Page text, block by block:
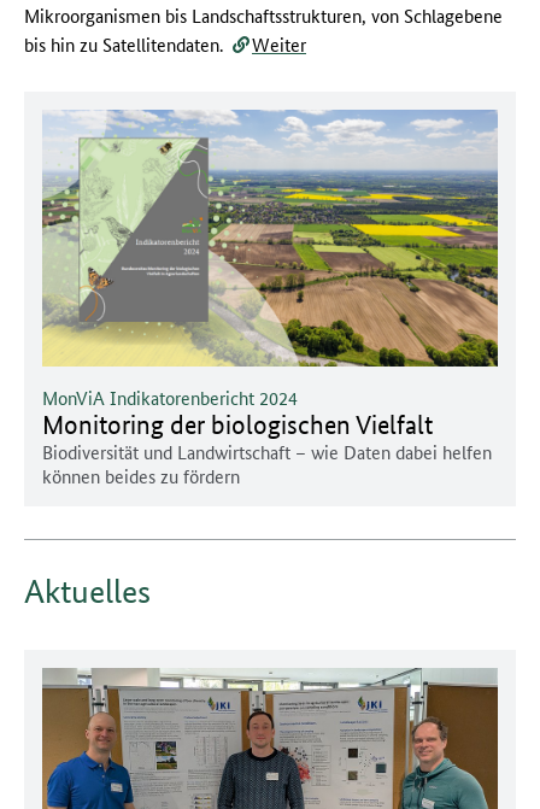
Mikroorganismen bis Landschaftsstrukturen, von Schlagebene
bis hin zu Satellitendaten.
Weiter
Monitoring der biologischen Vielfalt
MonViA Indikatorenbericht 2024
Biodiversität und Landwirtschaft – wie Daten dabei helfen
können beides zu fördern
Aktuelles